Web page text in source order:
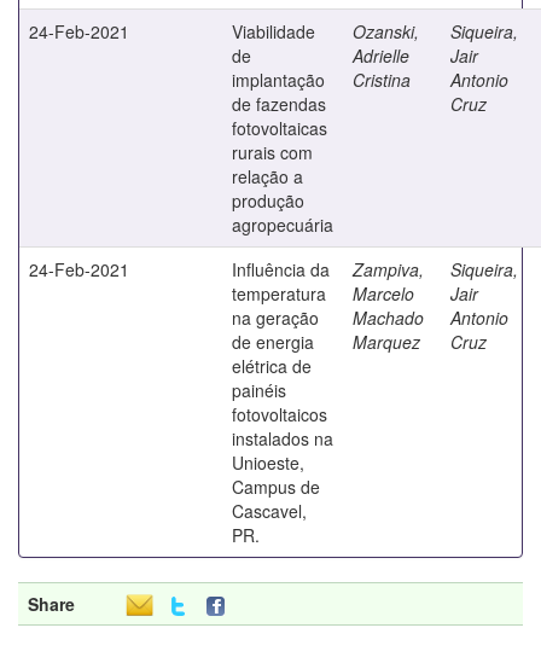
24-Feb-2021
Viabilidade
de
implantação
de fazendas
fotovoltaicas
rurais com
relação a
produção
agropecuária
Ozanski,
Adrielle
Cristina
Siqueira,
Jair
Antonio
Cruz
24-Feb-2021
Influência da
temperatura
na geração
de energia
elétrica de
painéis
fotovoltaicos
instalados na
Unioeste,
Campus de
Cascavel,
PR.
Zampiva,
Marcelo
Machado
Marquez
Siqueira,
Jair
Antonio
Cruz
Share